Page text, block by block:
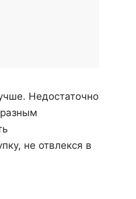
Недостаточно
не отвлекся в